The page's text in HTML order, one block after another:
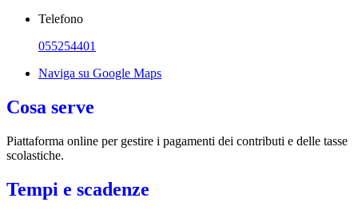
Telefono
055254401
Naviga su Google Maps
Cosa serve
Piattaforma online per gestire i pagamenti dei contributi e delle tasse
scolastiche.
Tempi e scadenze